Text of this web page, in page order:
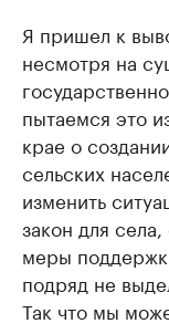
Я пришел к
несмотря на
пытаемся это
крае о
сельских
изменить
закон для
меры
подряд не
Так что мы